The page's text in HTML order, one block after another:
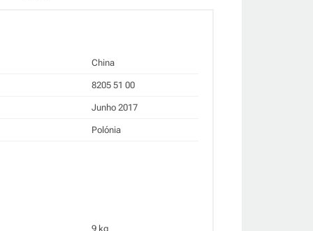
China
8205 51 00
Junho 2017
Polónia
9 kg